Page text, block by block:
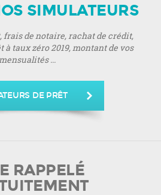
SIMULATEURS
frais de notaire, rachat de crédit,
à taux zéro 2019, montant de vos
...
DE PRÊT
RAPPELÉ